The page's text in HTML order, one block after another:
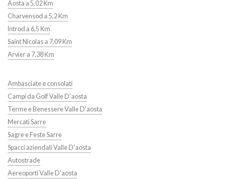
Aosta a 5,02 Km
Charvensod a 5,2 Km
Introd a 6,5 Km
Saint Nicolas a 7,09 Km
Arvier a 7,38 Km
Ambasciate e consolati
Campi da Golf Valle D'aosta
Terme e Benessere Valle D'aosta
Mercati Sarre
Sagre e Feste Sarre
Spacci aziendali Valle D'aosta
Autostrade
Aereoporti Valle D'aosta